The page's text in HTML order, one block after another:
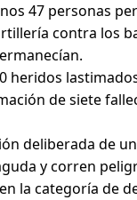
47 personas
contra los
heridos
de siete
deliberada de
y corren
la categoría